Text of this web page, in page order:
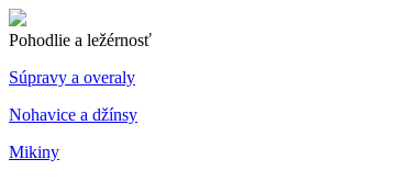
Pohodlie a ležérnosť
Súpravy a overaly
Nohavice a džínsy
Mikiny